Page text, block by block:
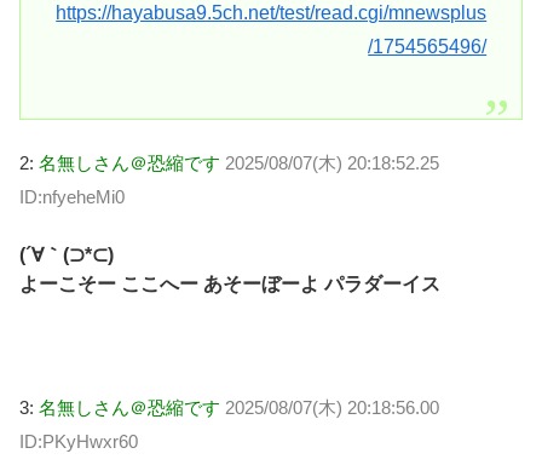
https://hayabusa9.5ch.net/test/read.cgi/mnewsplus
/1754565496/
2: 名無しさん＠恐縮です 2025/08/07(木) 20:18:52.25
ID:nfyeheMi0
(´∀｀(⊃*⊂)
よーこそー ここへー あそーぼーよ パラダーイス
3: 名無しさん＠恐縮です 2025/08/07(木) 20:18:56.00
ID:PKyHwxr60